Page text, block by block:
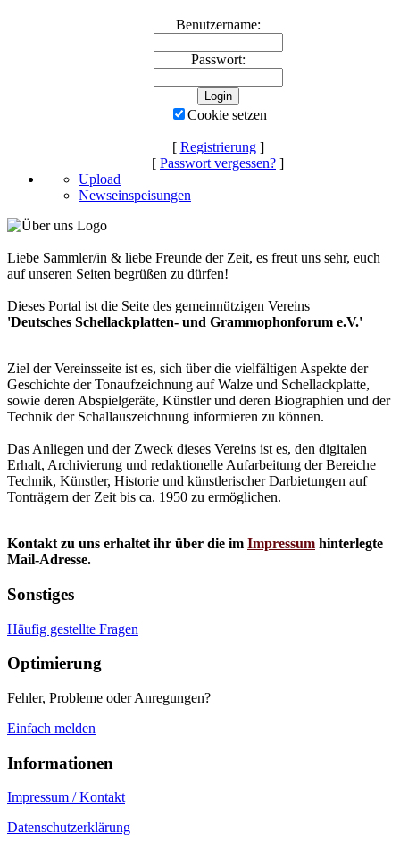
Benutzername:
Passwort:
Cookie setzen
[ Registrierung]
[ Passwort vergessen? ]
Upload
Newseinspeisungen
Liebe Sammler/in & liebe Freunde der Zeit, es freut uns sehr, euch
auf unseren Seiten begrüßen zu dürfen!
Dieses Portal ist die Seite des gemeinnützigen Vereins
'Deutsches Schellackplatten- und Grammophonforum e.V.'
Ziel der Vereinsseite ist es, sich über die vielfältigen Aspekte der
Geschichte der Tonaufzeichnung auf Walze und Schellackplatte,
sowie deren Abspielgeräte, Künstler und deren Biographien und der
Technik der Schallauszeichnung informieren zu können.
Das Anliegen und der Zweck dieses Vereins ist es, den digitalen
Erhalt, Archivierung und redaktionelle Aufarbeitung der Bereiche
Technik, Künstler, Historie und künstlerischer Darbietungen auf
Tonträgern der Zeit bis ca. 1950 zu ermöglichen.
Kontakt zu uns erhaltet ihr über die im Impressum hinterlegte
Mail-Adresse.
Sonstiges
Häufig gestellte Fragen
Optimierung
Fehler, Probleme oder Anregungen?
Einfach melden
Informationen
Impressum / Kontakt
Datenschutzerklärung